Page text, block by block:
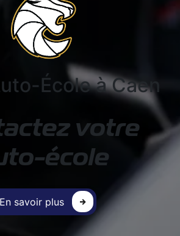
École à Caen
votre
école
En savoir plus